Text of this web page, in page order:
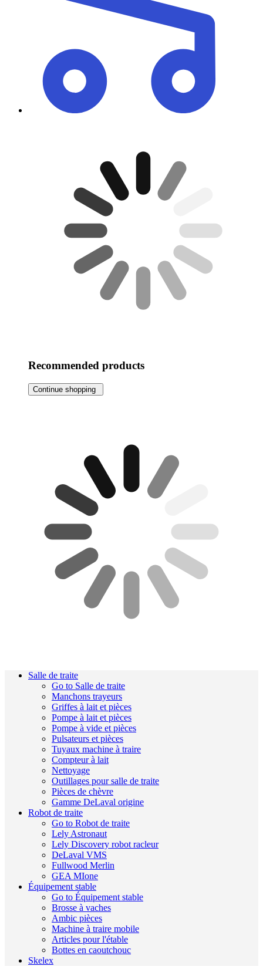
Recommended products
Continue shopping
Salle de traite
Go to Salle de traite
Manchons trayeurs
Griffes à lait et pièces
Pompe à lait et pièces
Pompe à vide et pièces
Pulsateurs et pièces
Tuyaux machine à traire
Compteur à lait
Nettoyage
Outillages pour salle de traite
Pièces de chèvre
Gamme DeLaval origine
Robot de traite
Go to Robot de traite
Lely Astronaut
Lely Discovery robot racleur
DeLaval VMS
Fullwood Merlin
GEA MIone
Équipement stable
Go to Équipement stable
Brosse à vaches
Ambic pièces
Machine à traire mobile
Articles pour l'étable
Bottes en caoutchouc
Skelex